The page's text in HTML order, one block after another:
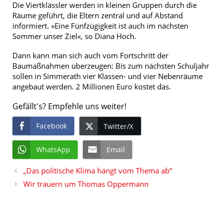
Die Viertklässler werden in kleinen Gruppen durch die
Räume geführt, die Eltern zentral und auf Abstand
informiert. »Eine Fünfzügigkeit ist auch im nächsten
Sommer unser Ziel«, so Diana Hoch.
Dann kann man sich auch vom Fortschritt der
Baumaßnahmen überzeugen: Bis zum nächsten Schuljahr
sollen in Simmerath vier Klassen- und vier Nebenräume
angebaut werden. 2 Millionen Euro kostet das.
Gefällt's? Empfehle uns weiter!
Facebook Twitter/X
WhatsApp Email
„Das politische Klima hängt vom Thema ab“
Wir trauern um Thomas Oppermann